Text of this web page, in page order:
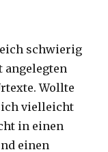
schwierig
angelegten
Wollte
vielleicht
in einen
einen